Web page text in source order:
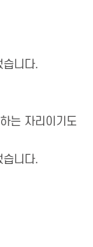
습니다.
는 자리이기도
습니다.